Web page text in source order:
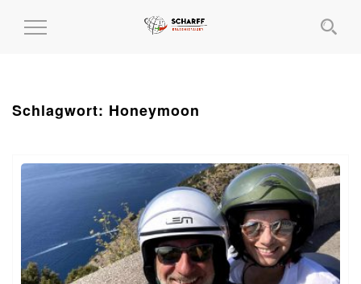
MENÜ
Schlagwort: Honeymoon